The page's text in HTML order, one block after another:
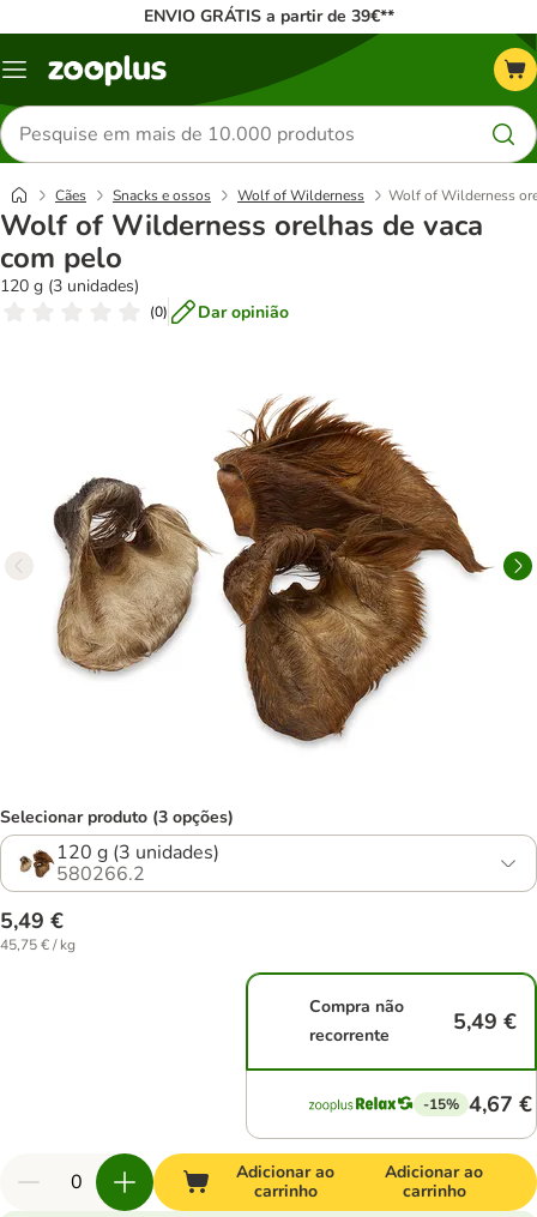
ENVIO GRÁTIS a partir de 39€**
Menu
Pesquisar
produtos
Cães Snacks e ossos Wolf of Wilderness Wolf of Wilderness
Wolf of Wilderness orelhas de vaca
com pelo
120 g (3 unidades)
(0) Dar opinião
Selecionar produto (3 opções)
120 g (3 unidades)
580266.2
5,49 €
45,75 € / kg
Compra não
recorrente
5,49 €
-15% 4,67 €
Adicionar ao
carrinho
Adicionar ao
carrinho